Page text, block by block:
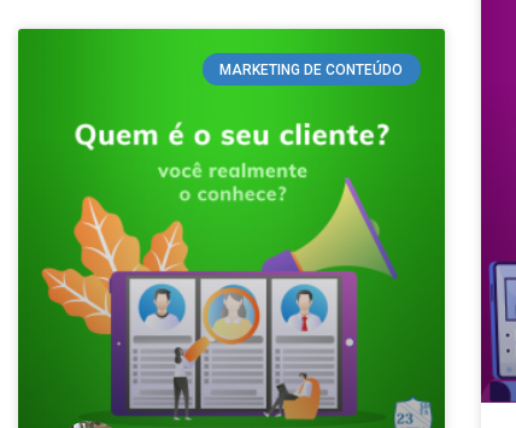
MARKETING DE CONTEÚDO